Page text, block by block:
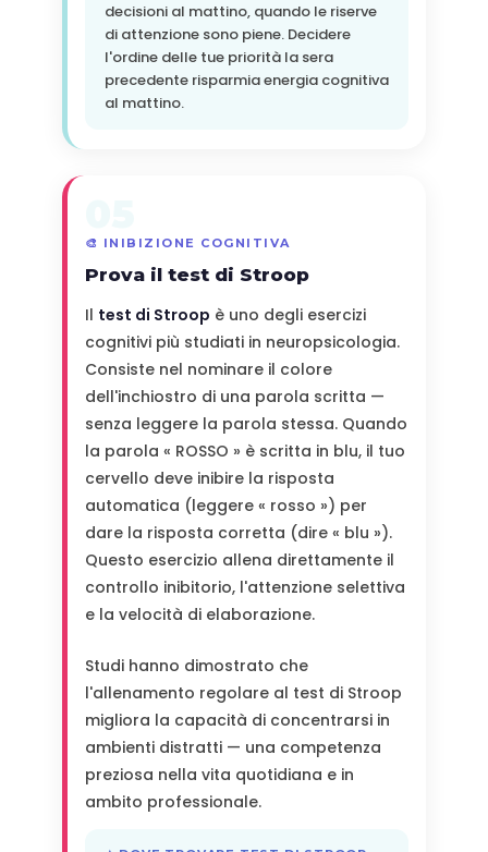
decisioni al mattino, quando le riserve
di attenzione sono piene. Decidere
l'ordine delle tue priorità la sera
precedente risparmia energia cognitiva
al mattino.
🎨 INIBIZIONE COGNITIVA
Prova il test di Stroop
Il test di Stroop è uno degli esercizi
cognitivi più studiati in neuropsicologia.
Consiste nel nominare il colore
dell'inchiostro di una parola scritta —
senza leggere la parola stessa. Quando
la parola « ROSSO » è scritta in blu, il tuo
cervello deve inibire la risposta
automatica (leggere « rosso ») per
dare la risposta corretta (dire « blu »).
Questo esercizio allena direttamente il
controllo inibitorio, l'attenzione selettiva
e la velocità di elaborazione.
Studi hanno dimostrato che
l'allenamento regolare al test di Stroop
migliora la capacità di concentrarsi in
ambienti distratti — una competenza
preziosa nella vita quotidiana e in
ambito professionale.